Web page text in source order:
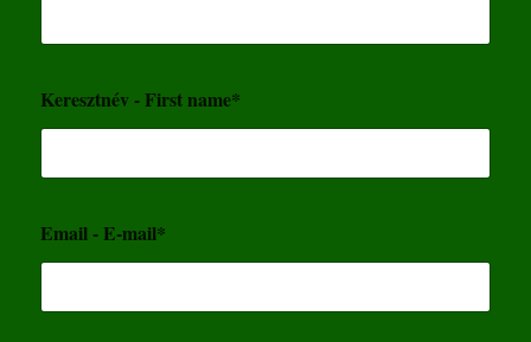
Keresztnév - First name*
Email - E-mail*